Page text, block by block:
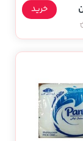
خرید